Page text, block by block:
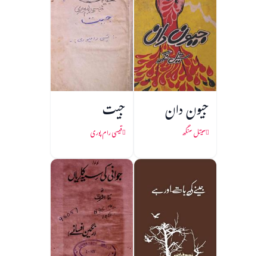
جیون دان
سیتل سنگھ
جیت
قیسی رام پوری